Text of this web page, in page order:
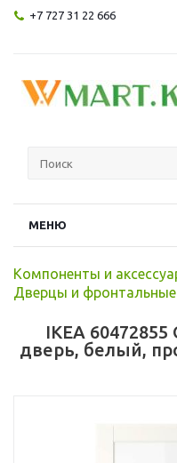
+7 727 31 22 666
МЕНЮ
Компоненты и
Дверцы и
IKEA
дверь, белый,